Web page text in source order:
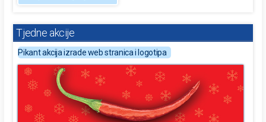
Tjedne akcije
Pikant akcija izrade web stranica i logotipa